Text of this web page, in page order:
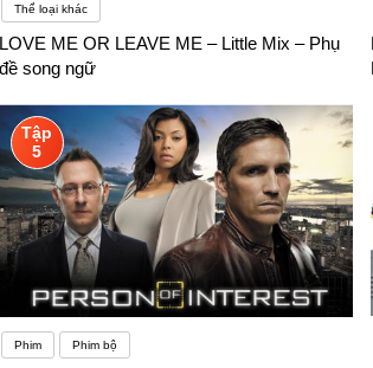
Thể loại khác
LOVE ME OR LEAVE ME – Little Mix – Phụ
đề song ngữ
Tập
5
Phim Phim bộ